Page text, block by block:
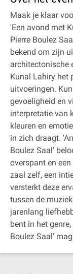
Maak je klaar
'Een avond met
Pierre Boulez
bekend om zijn
architectonische
Kunal Lahiry het
uitvoeringen.
gevoeligheid en
interpretatie van
kleuren en
in zich draagt.
Boulez Saal'
overspant en
zaal zelf, een
versterkt deze
tussen de
jarenlang
bent in het
Boulez Saal'